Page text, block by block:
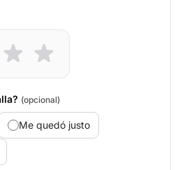
(opcional)
Me quedó justo